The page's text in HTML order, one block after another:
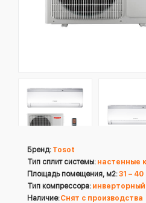
Бренд: Tosot
Тип сплит системы: настенные
Площадь помещения, м2:31 – 40
Тип компрессора: инверторный
Наличие:Снят с производства